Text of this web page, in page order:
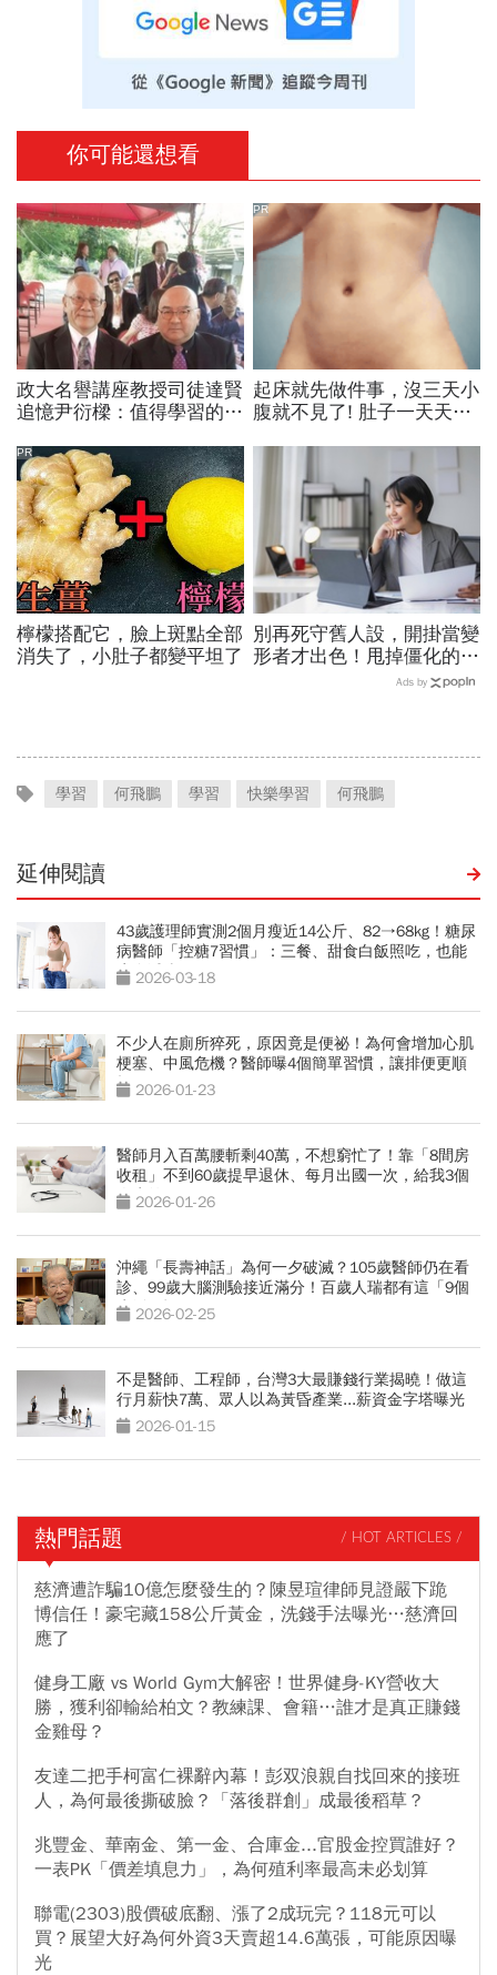
你可能還想看
政大名譽講座教授司徒達賢
追憶尹衍樑：值得學習的一
起床就先做件事，沒三天小
腹就不見了! 肚子一天天變
PR
檸檬搭配它，臉上斑點全部
消失了，小肚子都變平坦了
PR
別再死守舊人設，開掛當變
形者才出色！甩掉僵化的
「做自己」，用「隨機應
Ads by
學習 何飛鵬 學習 快樂學習 何飛鵬
延伸閱讀
43歲護理師實測2個月瘦近14公斤、82→68kg！糖尿
病醫師「控糖7習慣」：三餐、甜食白飯照吃，也能
瘦身減脂
2026-03-18
不少人在廁所猝死，原因竟是便祕！為何會增加心肌
梗塞、中風危機？醫師曝4個簡單習慣，讓排便更順
暢 2026-01-23
醫師月入百萬腰斬剩40萬，不想窮忙了！靠「8間房
收租」不到60歲提早退休、每月出國一次，給我3個
人生啟示
2026-01-26
沖繩「長壽神話」為何一夕破滅？105歲醫師仍在看
診、99歲大腦測驗接近滿分！百歲人瑞都有這「9個
生活習慣」
2026-02-25
不是醫師、工程師，台灣3大最賺錢行業揭曉！做這
行月薪快7萬、眾人以為黃昏產業...薪資金字塔曝光
2026-01-15
熱門話題 / HOT ARTICLES /
慈濟遭詐騙10億怎麼發生的？陳昱瑄律師見證嚴下跪
博信任！豪宅藏158公斤黃金，洗錢手法曝光…慈濟回
應了
健身工廠 vs World Gym大解密！世界健身-KY營收大
勝，獲利卻輸給柏文？教練課、會籍…誰才是真正賺錢
金雞母？
友達二把手柯富仁裸辭內幕！彭双浪親自找回來的接班
人，為何最後撕破臉？「落後群創」成最後稻草？
兆豐金、華南金、第一金、合庫金...官股金控買誰好？
一表PK「價差填息力」，為何殖利率最高未必划算
聯電(2303)股價破底翻、漲了2成玩完？118元可以
買？展望大好為何外資3天賣超14.6萬張，可能原因曝
光